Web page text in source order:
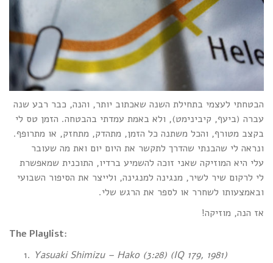
הבטחתי לעצמי בתחילת השנה שאכתוב יותר, והנה, כבר רבע שנה
עברה (ביעף, קיבינימט), ולא באמת עמדתי בהבטחה. הזמן טס לי
בקצב מטורף, והכל משתנה כל הזמן, מתהדק, מתחזק, או מתרופף.
ונראה לי שהבנתי שהדרך לתקשר את היום יום ואת מה שעובר
עלי היא המוזיקה שאני זוכה להשמיע ברדיו, התוכנית שמאפשרת
לי לרקום שיר לשיר, מנגינה למנגינה, ולייצר את הסיפור השבועי
ובאמצעותו לשחרר או לספר את הרגש שלי.
אז הנה, מוזיקה!
The Playlist:
Yasuaki Shimizu – Hako (3:28) (IQ 179, 1981)